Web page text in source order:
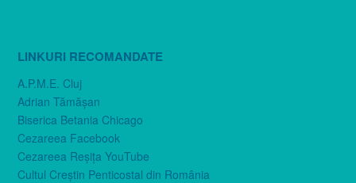
LINKURI RECOMANDATE
A.P.M.E. Cluj
Adrian Tămăşan
Biserica Betania Chicago
Cezareea Facebook
Cezareea Reşiţa YouTube
Cultul Creştin Penticostal din România